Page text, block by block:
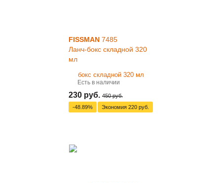
FISSMAN 7485
Ланч-бокс складной 320
мл
Есть в наличии
230 руб. 450 руб.
-48.89%
Экономия 220 руб.